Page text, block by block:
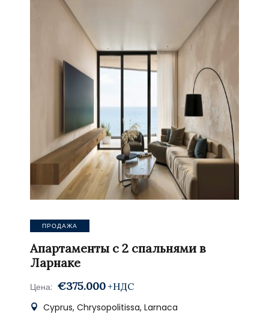
ПРОДАЖА
Апартаменты с 2 спальнями в
Ларнаке
Цена: €375.000 +НДС
Cyprus, Chrysopolitissa, Larnaca